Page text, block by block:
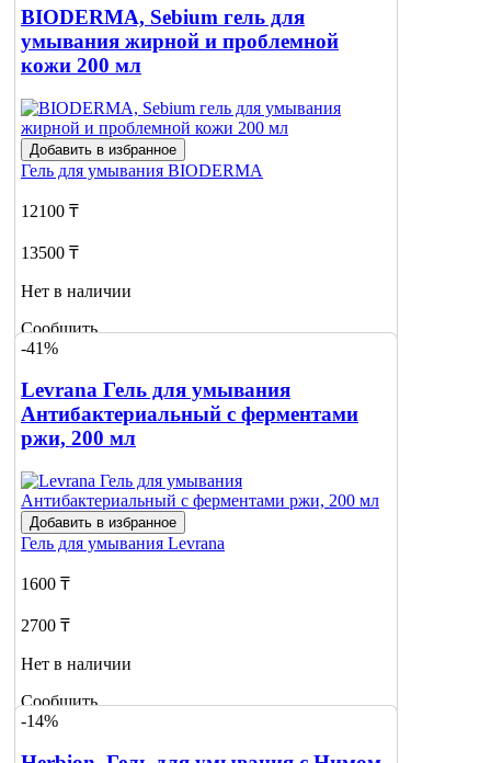
BIODERMA, Sebium гель для
умывания жирной и проблемной
кожи 200 мл
Добавить в избранное
Гель для умывания BIODERMA
12100 ₸
13500 ₸
Нет в наличии
Сообщить
о наличии
-41%
Levrana Гель для умывания
Антибактериальный с ферментами
ржи, 200 мл
Добавить в избранное
Гель для умывания Levrana
1600 ₸
2700 ₸
Нет в наличии
Сообщить
о наличии
-14%